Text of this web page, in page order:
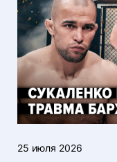
25 июля 2026